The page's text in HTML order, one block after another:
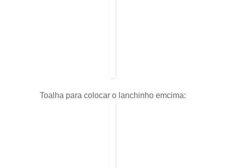
Toalha para colocar o lanchinho emcima: